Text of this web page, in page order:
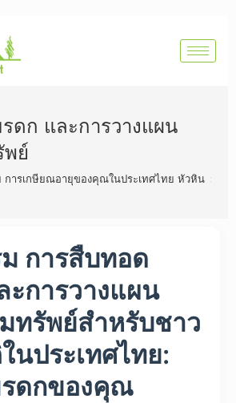
ดก และการวางแผน
พย์
การเกษียณอายุของคุณในประเทศไทย หัวหิน >
การสืบทอด
ะการวางแผน
ทรัพย์สำหรับชาว
นประเทศไทย:
ดกของคุณ